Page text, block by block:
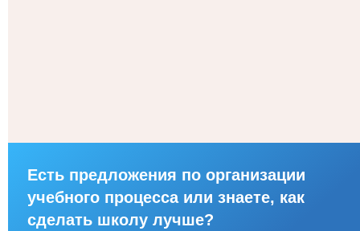
Есть предложения по организации
учебного процесса или знаете, как
сделать школу лучше?